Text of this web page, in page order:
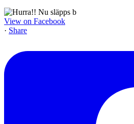
View on Facebook
· Share